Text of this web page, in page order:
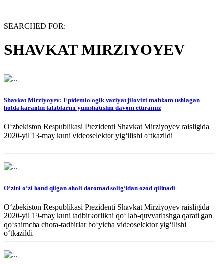
SEARCHED FOR:
SHAVKAT MIRZIYOYEV
Shavkat Mirziyoyev: Epidemiologik vaziyat jilovini mahkam ushlagan
holda karantin talablarini yumshatishni davom ettiramiz
O‘zbekiston Respublikasi Prezidenti Shavkat Mirziyoyev raisligida
2020-yil 13-may kuni videoselektor yig‘ilishi o‘tkazildi
O‘zini o‘zi band qilgan aholi daromad solig‘idan ozod qilinadi
O‘zbekiston Respublikasi Prezidenti Shavkat Mirziyoyev raisligida
2020-yil 19-may kuni tadbirkorlikni qo‘llab-quvvatlashga qaratilgan
qo‘shimcha chora-tadbirlar bo‘yicha videoselektor yig‘ilishi
o‘tkazildi